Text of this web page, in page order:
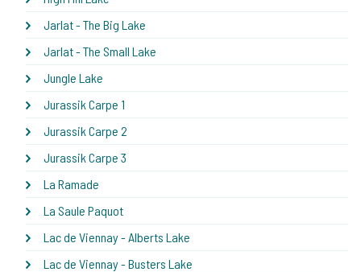
Jarlat - The Big Lake
Jarlat - The Small Lake
Jungle Lake
Jurassik Carpe 1
Jurassik Carpe 2
Jurassik Carpe 3
La Ramade
La Saule Paquot
Lac de Viennay - Alberts Lake
Lac de Viennay - Busters Lake